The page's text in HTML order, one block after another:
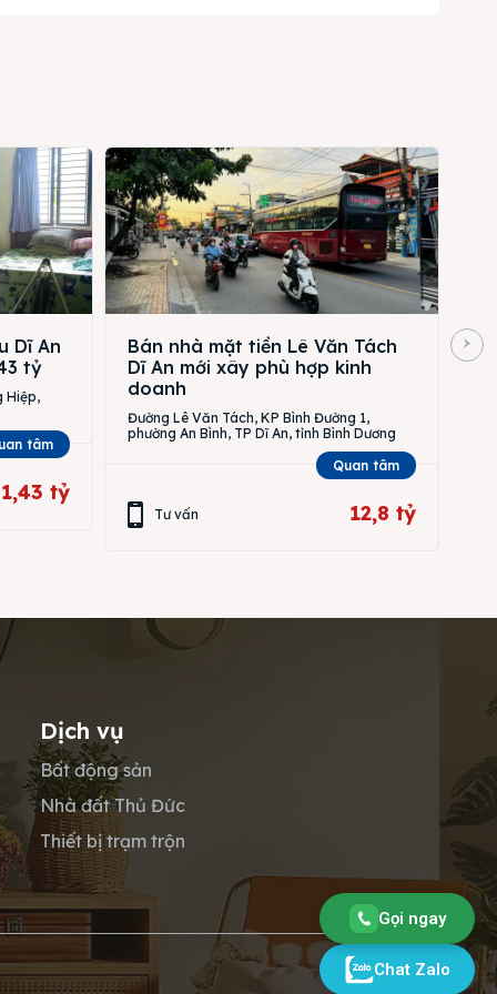
Dĩ An
tỷ
Hiệp,
tâm
1,43 tỷ
Bán nhà mặt tiền Lê Văn Tách
Dĩ An mới xây phù hợp kinh
doanh
Đường Lê Văn Tách, KP Bình Đường 1,
phường An Bình, TP Dĩ An, tỉnh Bình Dương
Quan tâm
Tư vấn 12,8 tỷ
Dịch vụ
Bất động sản
Nhà đất Thủ Đức
Thiết bị trạm trộn
Gọi ngay
Chat Zalo